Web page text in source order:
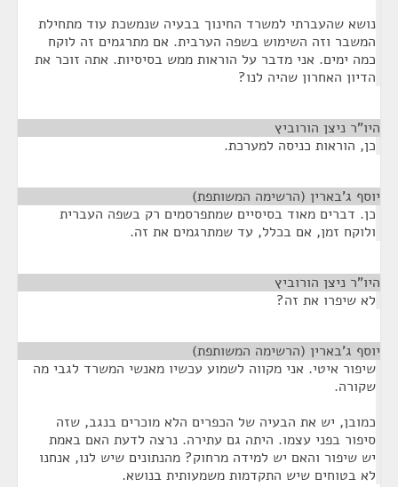
נושא שהעברתי למשרד החינוך בבעיה שנמשכת עוד מתחילת
המשבר וזה השימוש בשפה הערבית. אם מתרגמים זה לוקח
כמה ימים. אני מדבר על הוראות ממש בסיסיות. אתה זוכר את
הדיון האחרון שהיה לנו?
היו"ר ניצן הורוביץ
כן, הוראות כניסה למערכת.
יוסף ג'בארין (הרשימה המשותפת)
כן. דברים מאוד בסיסיים שמתפרסמים רק בשפה העברית
ולוקח זמן, אם בכלל, עד שמתרגמים את זה.
היו"ר ניצן הורוביץ
לא שיפרו את זה?
יוסף ג'בארין (הרשימה המשותפת)
שיפור איטי. אני מקווה לשמוע עכשיו מאנשי המשרד לגבי מה
שקורה.
כמובן, יש את הבעיה של הכפרים הלא מוכרים בנגב, שזה
סיפור בפני עצמו. היתה גם עתירה. נרצה לדעת האם באמת
יש שיפור והאם יש למידה מרחוק? מהנתונים שיש לנו, אנחנו
לא בטוחים שיש התקדמות משמעותית בנושא.